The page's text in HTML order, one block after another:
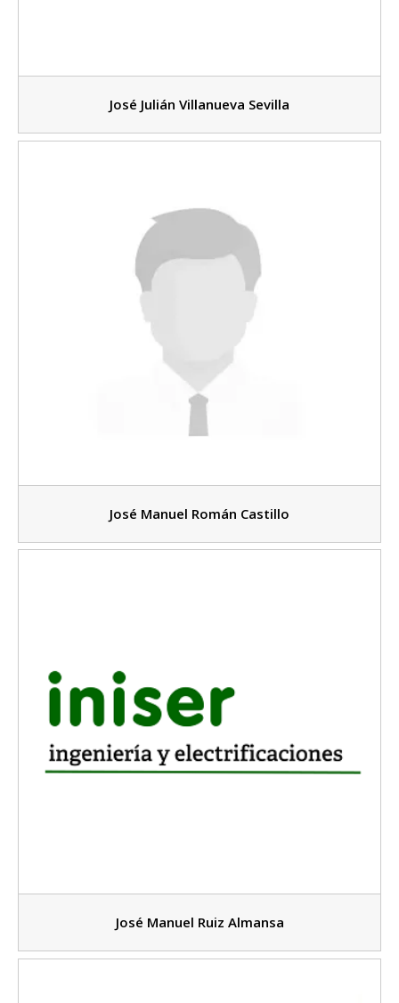
José Julián Villanueva Sevilla
José Manuel Román Castillo
José Manuel Ruiz Almansa